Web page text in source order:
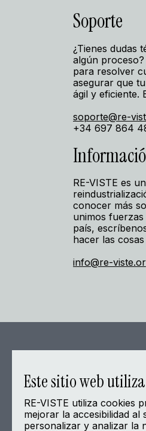
Soporte
¿Tienes dudas
algún
para resolver
asegurar que
ágil y eficiente.
soporte@re-
+34 697 864
RE-VISTE es
conocer más
unimos
país,
hacer las cosas
info@re-
Este sitio web
RE-VISTE utiliza cookies
mejorar la accesibilidad al
personalizar y analizar la